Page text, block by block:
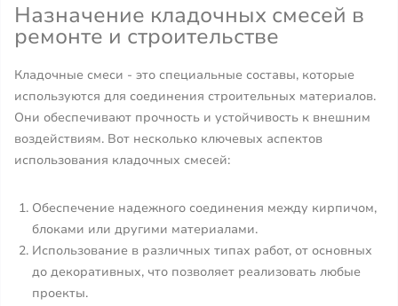
Назначение кладочных смесей в
ремонте и строительстве
Кладочные смеси - это специальные составы, которые
используются для соединения строительных материалов.
Они обеспечивают прочность и устойчивость к внешним
воздействиям. Вот несколько ключевых аспектов
использования кладочных смесей:
Обеспечение надежного соединения между кирпичом,
блоками или другими материалами.
Использование в различных типах работ, от основных
до декоративных, что позволяет реализовать любые
проекты.